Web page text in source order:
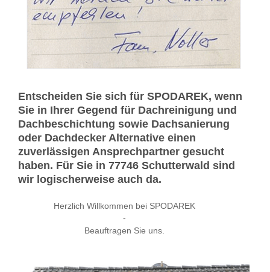
Entscheiden Sie sich für SPODAREK, wenn
Sie in Ihrer Gegend für Dachreinigung und
Dachbeschichtung sowie Dachsanierung
oder Dachdecker Alternative einen
zuverlässigen Ansprechpartner gesucht
haben. Für Sie in 77746 Schutterwald sind
wir logischerweise auch da.
Herzlich Willkommen bei SPODAREK
-
Beauftragen Sie uns.